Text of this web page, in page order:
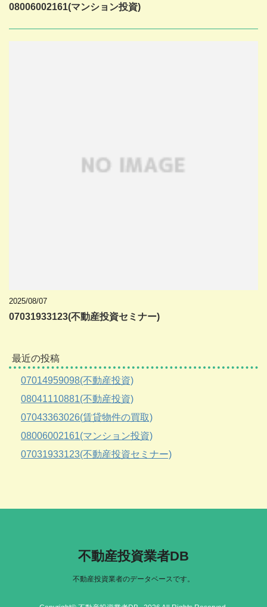
08006002161(マンション投資)
2025/08/07
07031933123(不動産投資セミナー)
最近の投稿
07014959098(不動産投資)
08041110881(不動産投資)
07043363026(賃貸物件の買取)
08006002161(マンション投資)
07031933123(不動産投資セミナー)
不動産投資業者DB
不動産投資業者のデータベースです。